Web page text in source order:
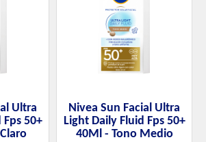
Ultra
50+
Nivea Sun Facial Ultra
Light Daily Fluid Fps 50+
40Ml - Tono Medio